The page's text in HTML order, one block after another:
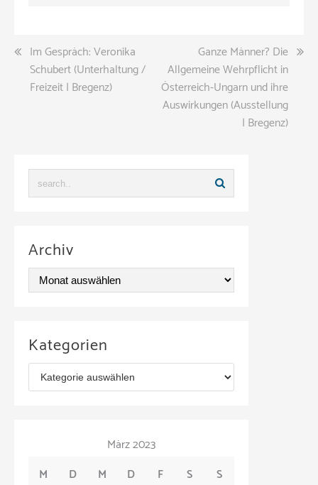
Beitragsnavigation
Im Gespräch: Veronika
Schubert (Unterhaltung /
Freizeit | Bregenz)
Ganze Männer? Die
Allgemeine Wehrpflicht in
Österreich-Ungarn und ihre
Auswirkungen (Ausstellung
| Bregenz)
Archiv
hKategorien
März 2023
M
D M D F S
S